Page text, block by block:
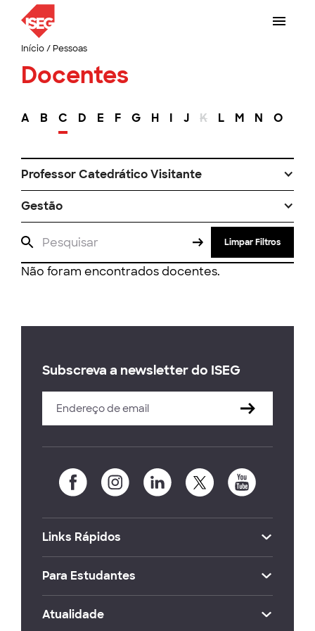
Início/ Pessoas
Docentes
A B C D E F G H I J K L M N O
Professor Catedrático Visitante
Gestão
Limpar Filtros
Não foram encontrados docentes.
Subscreva a newsletter do ISEG
Links Rápidos
Para Estudantes
Atualidade